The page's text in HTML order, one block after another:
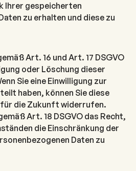
Ihrer gespeicherten
zu erhalten und diese zu
Art. 16 und Art. 17 DSGVO
oder Löschung dieser
Sie eine Einwilligung zur
haben, können Sie diese
die Zukunft widerrufen.
Art. 18 DSGVO das Recht,
die Einschränkung der
Daten zu